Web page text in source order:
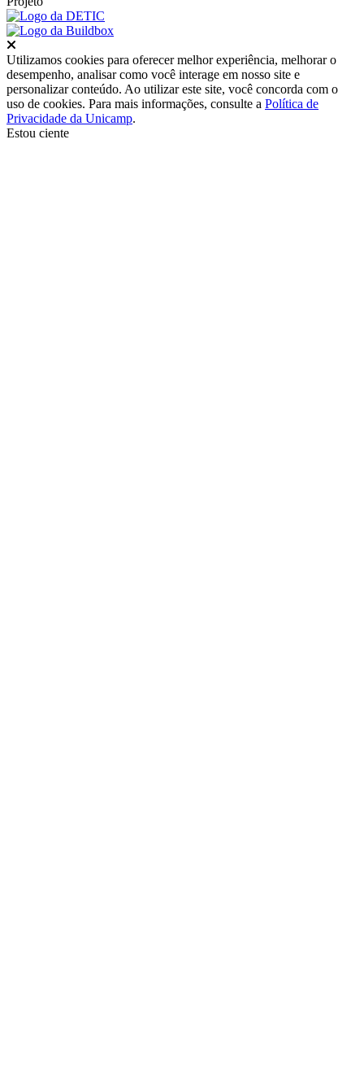
Utilizamos cookies para oferecer melhor experiência, melhorar o
desempenho, analisar como você interage em nosso site e
personalizar conteúdo. Ao utilizar este site, você concorda com o
uso de cookies. Para mais informações, consulte a Política de
Privacidade da Unicamp.
Estou ciente